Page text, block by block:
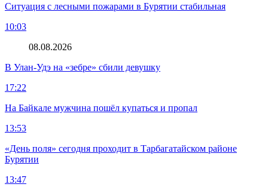
Ситуация с лесными пожарами в Бурятии стабильная
10:03
08.08.2026
В Улан-Удэ на «зебре» сбили девушку
17:22
На Байкале мужчина пошёл купаться и пропал
13:53
«День поля» сегодня проходит в Тарбагатайском районе
Бурятии
13:47